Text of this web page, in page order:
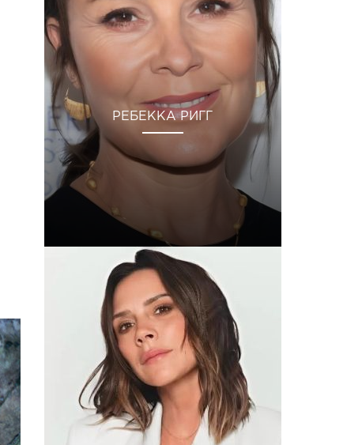
РЕБЕККА РИГГ